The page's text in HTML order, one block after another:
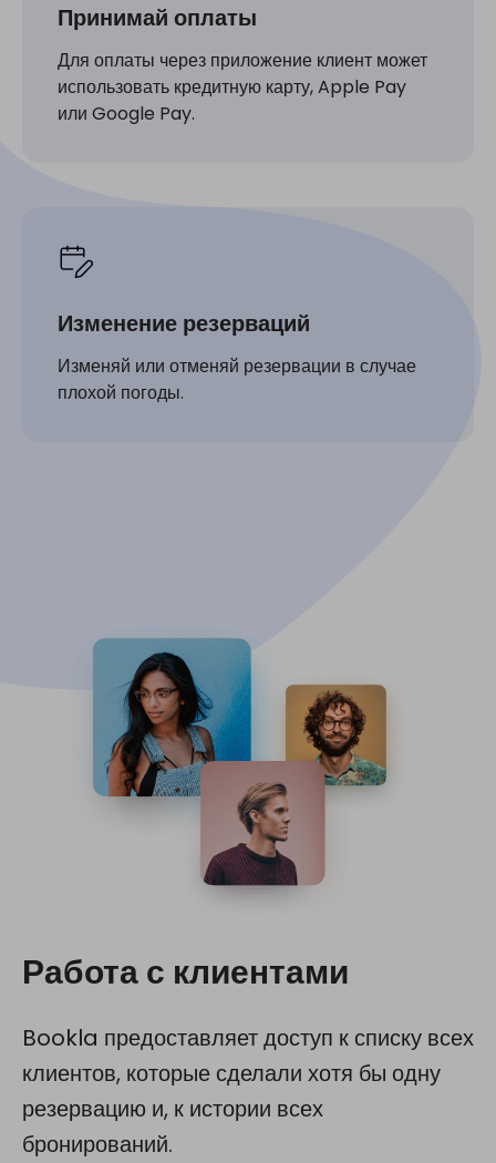
Принимай оплаты
Для оплаты через приложение клиент может
использовать кредитную карту, Apple Pay
или Google Pay.
Изменение резерваций
Изменяй или отменяй резервации в случае
плохой погоды.
Работа с клиентами
Bookla предоставляет доступ к списку всех
клиентов, которые сделали хотя бы одну
резервацию и, к истории всех
бронирований.